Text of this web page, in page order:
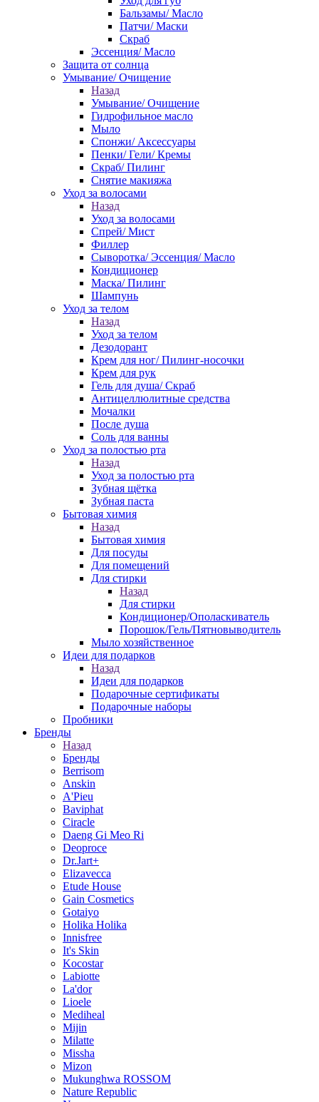
Бальзамы/ Масло
Патчи/ Маски
Скраб
Эссенция/ Масло
Защита от солнца
Умывание/ Очищение
Назад
Умывание/ Очищение
Гидрофильное масло
Мыло
Спонжи/ Аксессуары
Пенки/ Гели/ Кремы
Скраб/ Пилинг
Снятие макияжа
Уход за волосами
Назад
Уход за волосами
Спрей/ Мист
Филлер
Сыворотка/ Эссенция/ Масло
Кондиционер
Маска/ Пилинг
Шампунь
Уход за телом
Назад
Уход за телом
Дезодорант
Крем для ног/ Пилинг-носочки
Крем для рук
Гель для душа/ Скраб
Антицеллюлитные средства
Мочалки
После душа
Соль для ванны
Уход за полостью рта
Назад
Уход за полостью рта
Зубная щётка
Зубная паста
Бытовая химия
Назад
Бытовая химия
Для посуды
Для помещений
Для стирки
Назад
Для стирки
Кондиционер/Ополаскиватель
Порошок/Гель/Пятновыводитель
Мыло хозяйственное
Идеи для подарков
Назад
Идеи для подарков
Подарочные сертификаты
Подарочные наборы
Пробники
Бренды
Назад
Бренды
Berrisom
Anskin
A'Pieu
Baviphat
Ciracle
Daeng Gi Meo Ri
Deoproce
Dr.Jart+
Elizavecca
Etude House
Gain Cosmetics
Gotaiyo
Holika Holika
Innisfree
It's Skin
Kocostar
Labiotte
La'dor
Lioele
Mediheal
Mijin
Milatte
Missha
Mizon
Mukunghwa ROSSOM
Nature Republic